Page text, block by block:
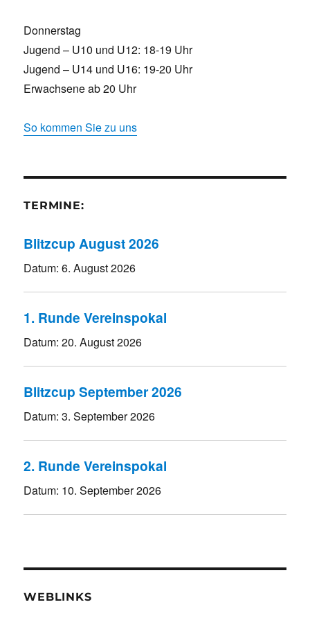
Donnerstag
Jugend – U10 und U12: 18-19 Uhr
Jugend – U14 und U16: 19-20 Uhr
Erwachsene ab 20 Uhr
So kommen Sie zu uns
TERMINE:
Blitzcup August 2026
Datum:6. August 2026
1. Runde Vereinspokal
Datum:20. August 2026
Blitzcup September 2026
Datum:3. September 2026
2. Runde Vereinspokal
Datum: 10. September 2026
WEBLINKS